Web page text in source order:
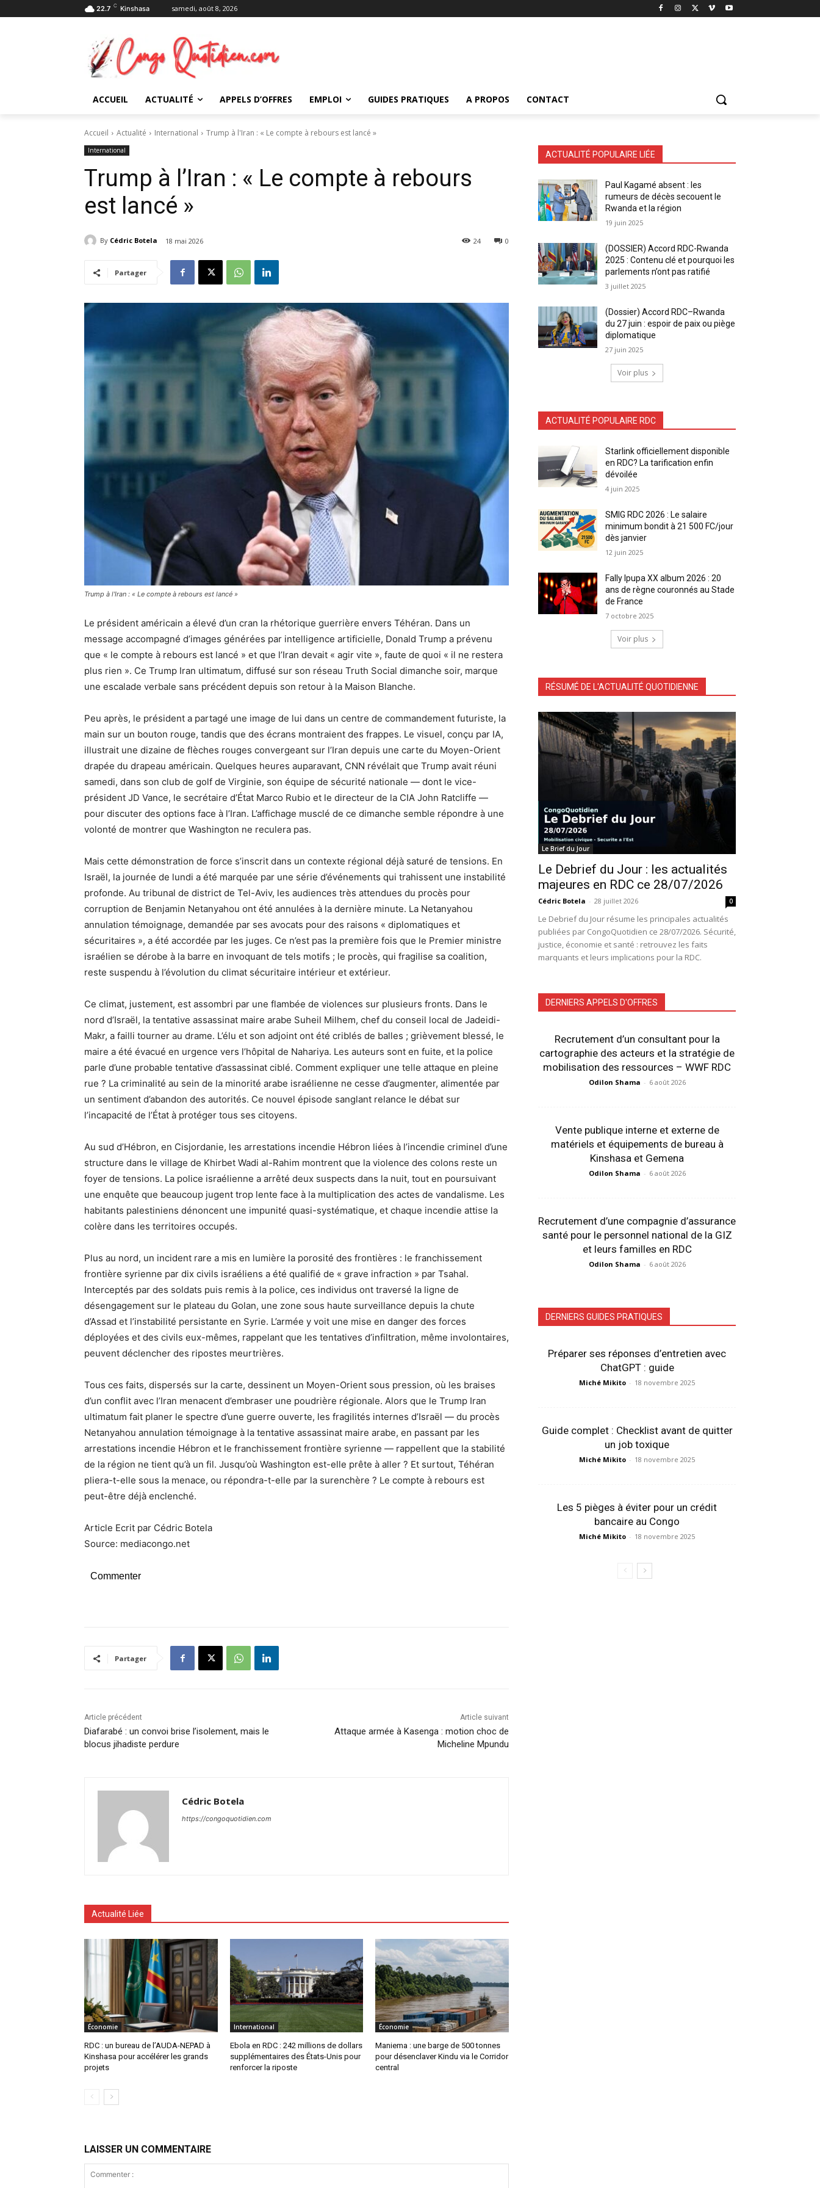
22.7 C Kinshasa samedi, août 8, 2026
ACCUEIL ACTUALITÉ APPELS D’OFFRES EMPLOI GUIDES PRATIQUES A PROPOS CONTACT
Accueil Actualité International Trump à l'Iran : « Le compte à rebours est lancé »
International
Trump à l’Iran : « Le compte à rebours
est lancé »
By Cédric Botela 18 mai 2026 0
24
Partager
Trump à l'Iran : « Le compte à rebours est lancé »
Le président américain a élevé d’un cran la rhétorique guerrière envers Téhéran. Dans un
message accompagné d’images générées par intelligence artificielle, Donald Trump a prévenu
que « le compte à rebours est lancé » et que l’Iran devait « agir vite », faute de quoi « il ne restera
plus rien ». Ce Trump Iran ultimatum, diffusé sur son réseau Truth Social dimanche soir, marque
une escalade verbale sans précédent depuis son retour à la Maison Blanche.
Peu après, le président a partagé une image de lui dans un centre de commandement futuriste, la
main sur un bouton rouge, tandis que des écrans montraient des frappes. Le visuel, conçu par IA,
illustrait une dizaine de flèches rouges convergeant sur l’Iran depuis une carte du Moyen-Orient
drapée du drapeau américain. Quelques heures auparavant, CNN révélait que Trump avait réuni
samedi, dans son club de golf de Virginie, son équipe de sécurité nationale — dont le vice-
président JD Vance, le secrétaire d’État Marco Rubio et le directeur de la CIA John Ratcliffe —
pour discuter des options face à l’Iran. L’affichage musclé de ce dimanche semble répondre à une
volonté de montrer que Washington ne reculera pas.
Mais cette démonstration de force s’inscrit dans un contexte régional déjà saturé de tensions. En
Israël, la journée de lundi a été marquée par une série d’événements qui trahissent une instabilité
profonde. Au tribunal de district de Tel-Aviv, les audiences très attendues du procès pour
corruption de Benjamin Netanyahou ont été annulées à la dernière minute. La Netanyahou
annulation témoignage, demandée par ses avocats pour des raisons « diplomatiques et
sécuritaires », a été accordée par les juges. Ce n’est pas la première fois que le Premier ministre
israélien se dérobe à la barre en invoquant de tels motifs ; le procès, qui fragilise sa coalition,
reste suspendu à l’évolution du climat sécuritaire intérieur et extérieur.
Ce climat, justement, est assombri par une flambée de violences sur plusieurs fronts. Dans le
nord d’Israël, la tentative assassinat maire arabe Suheil Milhem, chef du conseil local de Jadeidi-
Makr, a failli tourner au drame. L’élu et son adjoint ont été criblés de balles ; grièvement blessé, le
maire a été évacué en urgence vers l’hôpital de Nahariya. Les auteurs sont en fuite, et la police
parle d’une probable tentative d’assassinat ciblé. Comment expliquer une telle attaque en pleine
rue ? La criminalité au sein de la minorité arabe israélienne ne cesse d’augmenter, alimentée par
un sentiment d’abandon des autorités. Ce nouvel épisode sanglant relance le débat sur
l’incapacité de l’État à protéger tous ses citoyens.
Au sud d’Hébron, en Cisjordanie, les arrestations incendie Hébron liées à l’incendie criminel d’une
structure dans le village de Khirbet Wadi al-Rahim montrent que la violence des colons reste un
foyer de tensions. La police israélienne a arrêté deux suspects dans la nuit, tout en poursuivant
une enquête que beaucoup jugent trop lente face à la multiplication des actes de vandalisme. Les
habitants palestiniens dénoncent une impunité quasi-systématique, et chaque incendie attise la
colère dans les territoires occupés.
Plus au nord, un incident rare a mis en lumière la porosité des frontières : le franchissement
frontière syrienne par dix civils israéliens a été qualifié de « grave infraction » par Tsahal.
Interceptés par des soldats puis remis à la police, ces individus ont traversé la ligne de
désengagement sur le plateau du Golan, une zone sous haute surveillance depuis la chute
d’Assad et l’instabilité persistante en Syrie. L’armée y voit une mise en danger des forces
déployées et des civils eux-mêmes, rappelant que les tentatives d’infiltration, même involontaires,
peuvent déclencher des ripostes meurtrières.
Tous ces faits, dispersés sur la carte, dessinent un Moyen-Orient sous pression, où les braises
d’un conflit avec l’Iran menacent d’embraser une poudrière régionale. Alors que le Trump Iran
ultimatum fait planer le spectre d’une guerre ouverte, les fragilités internes d’Israël — du procès
Netanyahou annulation témoignage à la tentative assassinat maire arabe, en passant par les
arrestations incendie Hébron et le franchissement frontière syrienne — rappellent que la stabilité
de la région ne tient qu’à un fil. Jusqu’où Washington est-elle prête à aller ? Et surtout, Téhéran
pliera-t-elle sous la menace, ou répondra-t-elle par la surenchère ? Le compte à rebours est
peut-être déjà enclenché.
Article Ecrit par Cédric Botela
Source: mediacongo.net
Commenter
Partager
Article précédent
Diafarabé : un convoi brise l’isolement, mais le
blocus jihadiste perdure
Article suivant
Attaque armée à Kasenga : motion choc de
Micheline Mpundu
Cédric Botela
https://congoquotidien.com
Actualité Liée
Économie
RDC : un bureau de l’AUDA-NEPAD à
Kinshasa pour accélérer les grands
projets
International
Ebola en RDC : 242 millions de dollars
supplémentaires des États-Unis pour
renforcer la riposte
Économie
Maniema : une barge de 500 tonnes
pour désenclaver Kindu via le Corridor
central
LAISSER UN COMMENTAIRE
ACTUALITÉ POPULAIRE LIÉE
Paul Kagamé absent : les
rumeurs de décès secouent le
Rwanda et la région
19 juin 2025
(DOSSIER) Accord RDC-Rwanda
2025 : Contenu clé et pourquoi les
parlements n’ont pas ratifié
3 juillet 2025
(Dossier) Accord RDC–Rwanda
du 27 juin : espoir de paix ou piège
diplomatique
27 juin 2025
Voir plus
ACTUALITÉ POPULAIRE RDC
Starlink officiellement disponible
en RDC? La tarification enfin
dévoilée
4 juin 2025
SMIG RDC 2026 : Le salaire
minimum bondit à 21 500 FC/jour
dès janvier
12 juin 2025
Fally Ipupa XX album 2026 : 20
ans de règne couronnés au Stade
de France
7 octobre 2025
Voir plus
RÉSUMÉ DE L'ACTUALITÉ QUOTIDIENNE
Le Brief du Jour
Le Debrief du Jour : les actualités
majeures en RDC ce 28/07/2026
Cédric Botela - 28 juillet 2026 0
Le Debrief du Jour résume les principales actualités
publiées par CongoQuotidien ce 28/07/2026. Sécurité,
justice, économie et santé : retrouvez les faits
marquants et leurs implications pour la RDC.
DERNIERS APPELS D'OFFRES
Recrutement d’un consultant pour la
cartographie des acteurs et la stratégie de
mobilisation des ressources – WWF RDC
Odilon Shama - 6 août 2026
Vente publique interne et externe de
matériels et équipements de bureau à
Kinshasa et Gemena
Odilon Shama - 6 août 2026
Recrutement d’une compagnie d’assurance
santé pour le personnel national de la GIZ
et leurs familles en RDC
Odilon Shama - 6 août 2026
DERNIERS GUIDES PRATIQUES
Préparer ses réponses d’entretien avec
ChatGPT : guide
Miché Mikito - 18 novembre 2025
Guide complet : Checklist avant de quitter
un job toxique
Miché Mikito - 18 novembre 2025
Les 5 pièges à éviter pour un crédit
bancaire au Congo
Miché Mikito - 18 novembre 2025